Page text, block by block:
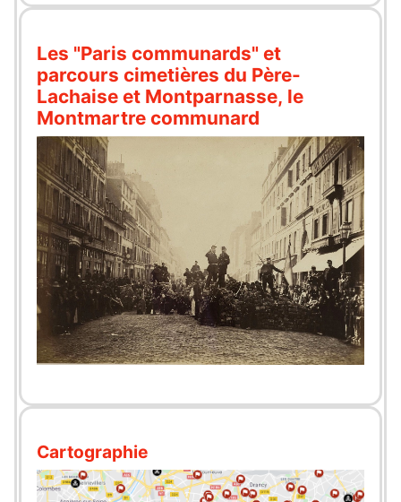
Les "Paris communards" et
parcours cimetières du Père-
Lachaise et Montparnasse, le
Montmartre communard
Cartographie